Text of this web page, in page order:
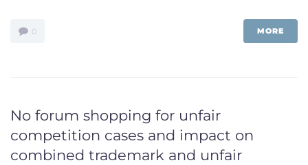
0 MORE
No forum shopping for unfair
competition cases and impact on
combined trademark and unfair